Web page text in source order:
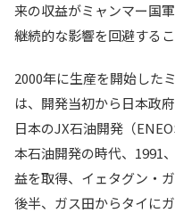
来の収益がミャンマー国
継続的な影響を回避するこ
2000年に生産を開始した
は、開発当初から日本政
日本のJX石油開発（
本石油開発の時代、1991
益を取得、イェタグン・
後半、ガス田からタイに